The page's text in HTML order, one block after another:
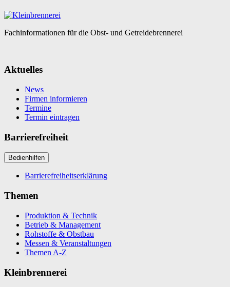
Fachinformationen für die Obst- und Getreidebrennerei
Aktuelles
News
Firmen informieren
Termine
Termin eintragen
Barrierefreiheit
Bedienhilfen
Barrierefreiheitserklärung
Themen
Produktion & Technik
Betrieb & Management
Rohstoffe & Obstbau
Messen & Veranstaltungen
Themen A-Z
Kleinbrennerei